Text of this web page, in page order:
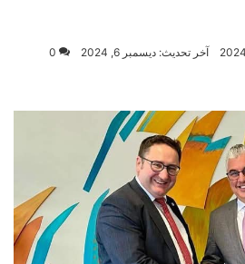
آخر تحديث: ديسمبر 6, 2024 0